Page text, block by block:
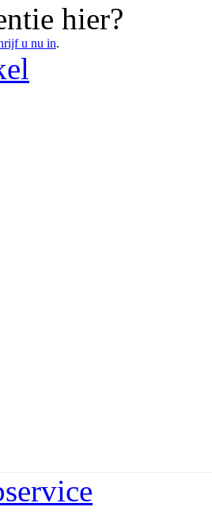
hier?
u nu in.